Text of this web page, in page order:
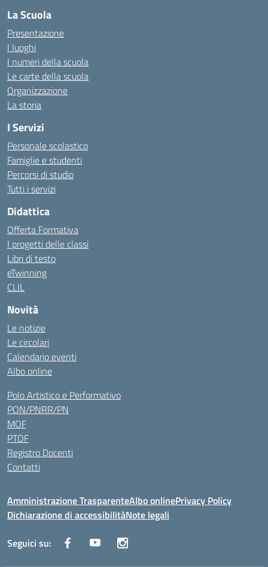
La Scuola
Presentazione
I luoghi
I numeri della scuola
Le carte della scuola
Organizzazione
La storia
I Servizi
Personale scolastico
Famiglie e studenti
Percorsi di studio
Tutti i servizi
Didattica
Offerta Formativa
I progetti delle classi
Libri di testo
eTwinning
CLIL
Novità
Le notizie
Le circolari
Calendario eventi
Albo online
Polo Artistico e Performativo
PON/PNRR/PN
MOF
PTOF
Registro Docenti
Contatti
Amministrazione TrasparenteAlbo onlinePrivacy Policy
Dichiarazione di accessibilitàNote legali
Seguici su: